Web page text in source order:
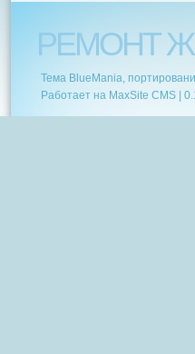
РЕМОНТ
Тема BlueMania,
Работает на MaxSite CMS |